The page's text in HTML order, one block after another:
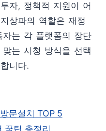
자, 정책적 지원이 어
상파의 역할은 재정
는 각 플랫폼의 장단
는 시청 방식을 선택
니다.
문설치 TOP 5
꿀팁 총정리